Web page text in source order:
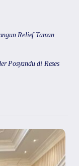
Relief Taman
Posyandu di Reses